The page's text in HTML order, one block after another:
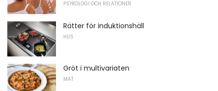
PSYKOLOGI OCH RELATIONER
Rätter för induktionshäll
HUS
Gröt i multivariaten
MAT